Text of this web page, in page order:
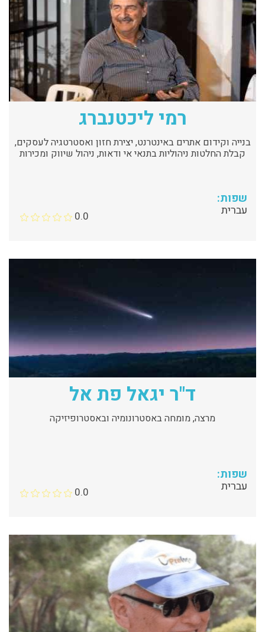
רמי ליכטנברג
בנייה וקידום אתרים באינטרנט, יצירת חזון ואסטרטגיה לעסקים,
קבלת החלטות ניהוליות בתנאי אי ודאות, ניהול שיווק ומכירות
שפות:
עברית 0.0
ד"ר יגאל פת אל
מרצה, מומחה באסטרונומיה ובאסטרופיזיקה
שפות:
עברית 0.0